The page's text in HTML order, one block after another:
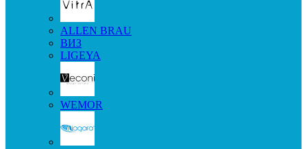
ALLEN BRAU
ВИЗ
LIGEYA
WEMOR